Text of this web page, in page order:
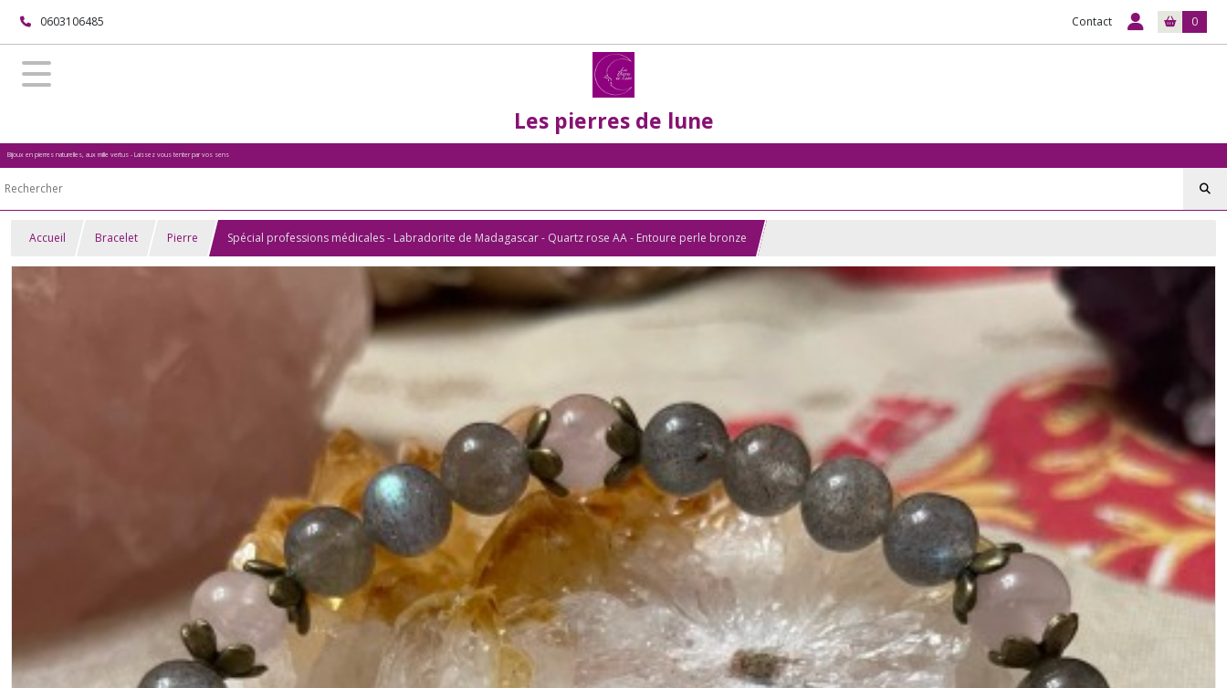
0603106485 Contact 0
Les pierres de lune
Bijoux en pierres naturelles, aux mille vertus - Laissez vous tenter par vos sens
Accueil Bracelet Pierre Spécial professions médicales - Labradorite de Madagascar - Quartz rose AA - Entoure perle bronze